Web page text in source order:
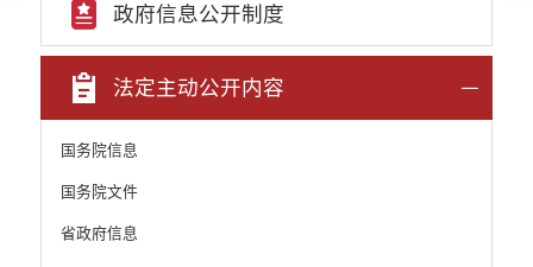
政府信息公开制度
法定主动公开内容
国务院信息
国务院文件
省政府信息